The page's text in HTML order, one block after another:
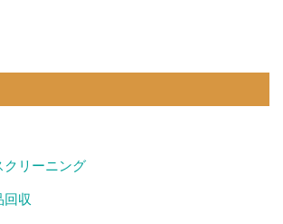
クリーニング
回収